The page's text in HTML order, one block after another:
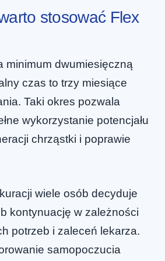
stosować Flex
minimum dwumiesięczną
czas to trzy miesiące
Taki okres pozwala
wykorzystanie potencjału
chrząstki i poprawie
wiele osób decyduje
kontynuację w zależności
potrzeb i zaleceń lekarza.
samopoczucia